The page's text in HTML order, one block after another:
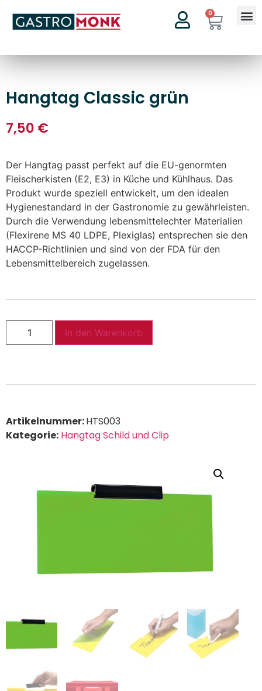
0
Hangtag Classic grün
7,50 €
Der Hangtag passt perfekt auf die EU-genormten
Fleischerkisten (E2, E3) in Küche und Kühlhaus. Das
Produkt wurde speziell entwickelt, um den idealen
Hygienestandard in der Gastronomie zu gewährleisten.
Durch die Verwendung lebensmittelechter Materialien
(Flexirene MS 40 LDPE, Plexiglas) entsprechen sie den
HACCP-Richtlinien und sind von der FDA für den
Lebensmittelbereich zugelassen.
In den Warenkorb
Artikelnummer:HTS003
Kategorie: Hangtag Schild und Clip